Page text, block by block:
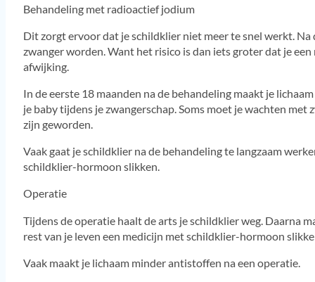
Behandeling met radioactief jodium
Dit zorgt ervoor dat je schildklier niet meer te snel werkt.
zwanger worden. Want het risico is dan iets groter dat je
afwijking.
In de eerste 18 maanden na de behandeling maakt je
je baby tijdens je zwangerschap. Soms moet je wachten
zijn geworden.
Vaak gaat je schildklier na de behandeling te langzaam
schildklier-hormoon slikken.
Operatie
Tijdens de operatie haalt de arts je schildklier weg. Daarna
rest van je leven een medicijn met schildklier-hormoon
Vaak maakt je lichaam minder antistoffen na een operatie.